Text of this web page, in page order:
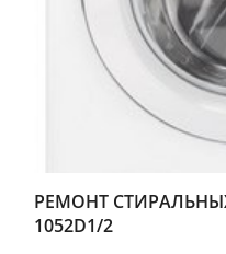
РЕМОНТ
1052D1/2